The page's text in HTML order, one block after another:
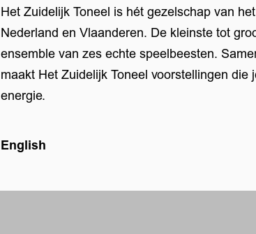
Het Zuidelijk Toneel is hét gezelschap van
Nederland en Vlaanderen. De kleinste tot
ensemble van zes echte speelbeesten.
maakt Het Zuidelijk Toneel voorstellingen
energie.
English